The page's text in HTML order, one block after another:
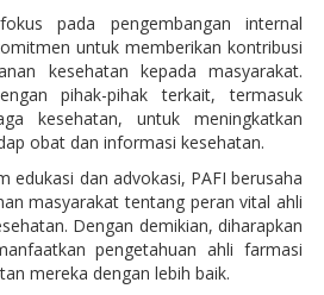
pada pengembangan internal
untuk memberikan kontribusi
kesehatan kepada masyarakat.
pihak-pihak terkait, termasuk
kesehatan, untuk meningkatkan
obat dan informasi kesehatan.
edukasi dan advokasi, PAFI berusaha
masyarakat tentang peran vital ahli
Dengan demikian, diharapkan
pengetahuan ahli farmasi
mereka dengan lebih baik.